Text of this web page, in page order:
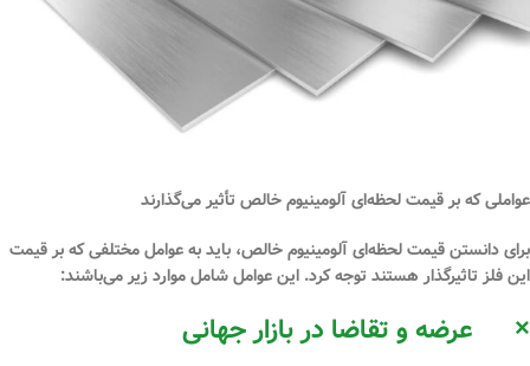
عواملی که بر قیمت لحظه‌ای آلومینیوم خالص تأثیر می‌گذارند
برای دانستن قیمت لحظه‌ای آلومینیوم خالص، باید به عوامل مختلفی که بر قیمت
این فلز تاثیرگذار هستند توجه کرد. این عوامل شامل موارد زیر می‌باشند:
× عرضه و تقاضا در بازار جهانی